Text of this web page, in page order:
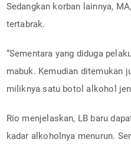
Sedangkan korban lainnya,
tertabrak.
“Sementara yang diduga
mabuk. Kemudian ditemukan
miliknya satu botol alkohol
Rio menjelaskan, LB baru
kadar alkoholnya menurun.